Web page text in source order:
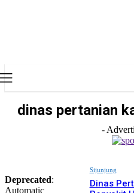
dinas pertanian
-
Deprecated:
Automatic
Sijunjung
Dinas